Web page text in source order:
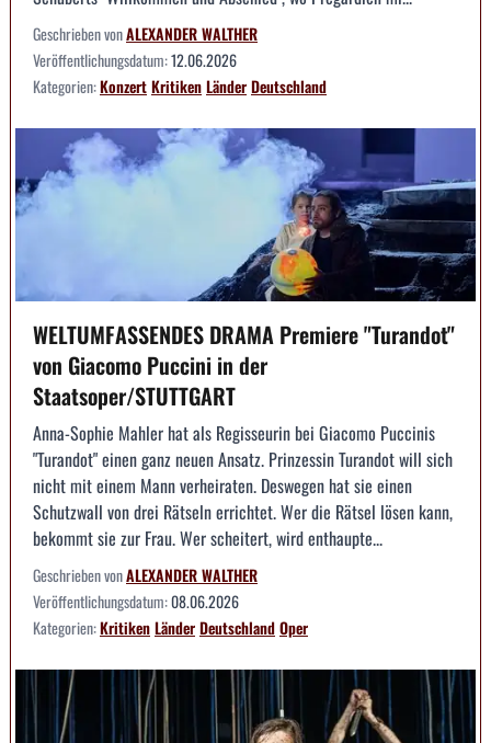
Geschrieben vonALEXANDER WALTHER
Veröffentlichungsdatum:12.06.2026
Kategorien:KonzertKritikenLänderDeutschland
WELTUMFASSENDES DRAMA Premiere "Turandot"
von Giacomo Puccini in der
Staatsoper/STUTTGART
Anna-Sophie Mahler hat als Regisseurin bei Giacomo Puccinis
"Turandot" einen ganz neuen Ansatz. Prinzessin Turandot will sich
nicht mit einem Mann verheiraten. Deswegen hat sie einen
Schutzwall von drei Rätseln errichtet. Wer die Rätsel lösen kann,
bekommt sie zur Frau. Wer scheitert, wird enthaupte...
Geschrieben vonALEXANDER WALTHER
Veröffentlichungsdatum:08.06.2026
Kategorien:KritikenLänderDeutschlandOper